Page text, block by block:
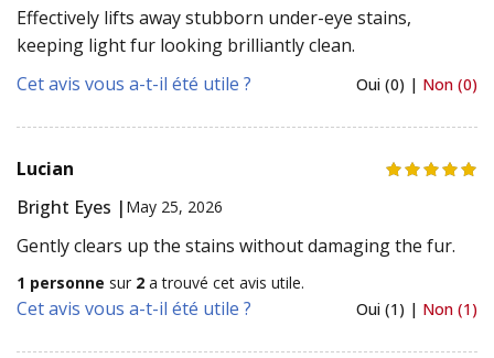
Effectively lifts away stubborn under-eye stains,
keeping light fur looking brilliantly clean.
Cet avis vous a-t-il été utile ?
Oui (0) | Non (0)
Lucian
Bright Eyes | May 25, 2026
Gently clears up the stains without damaging the fur.
1 personne sur 2 a trouvé cet avis utile.
Cet avis vous a-t-il été utile ? Oui (1) | Non (1)